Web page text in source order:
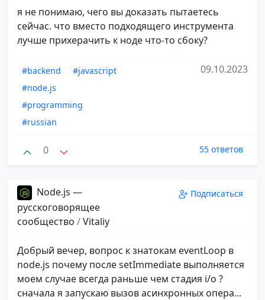
я не понимаю, чего вы доказать пытаетесь
сейчас. что вместо подходящего инструмента
лучше прихерачить к ноде что-то сбоку?
#backend
#javascript
#node.js
#programming
#russian
09.10.2023
0 55 ответов
Node.js —
русскоговорящее
сообщество /Vitaliy
Подписаться
Добрый вечер, вопрос к знатокам eventLoop в
node.js почему после setImmediate выполняется
моем случае всегда раньше чем стадия i/o ?
сначала я запускаю вызов асинхронных опера...